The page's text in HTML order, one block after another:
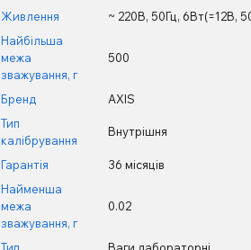
Живлення
~ 220В, 50Гц, 6Вт(=12В,
Найбільша
межа
зважування, г
500
Бренд
AXIS
Тип
калібрування
Внутрішня
Гарантія
36 місяців
Найменша
межа
зважування, г
0.02